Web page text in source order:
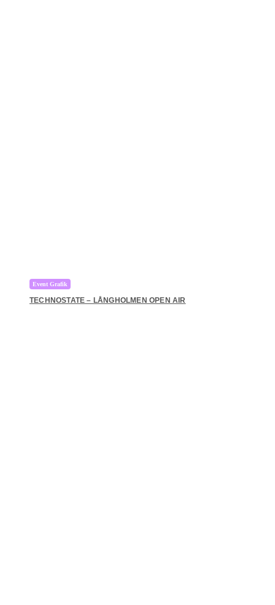
Event Grafik
TECHNOSTATE – LÅNGHOLMEN OPEN AIR